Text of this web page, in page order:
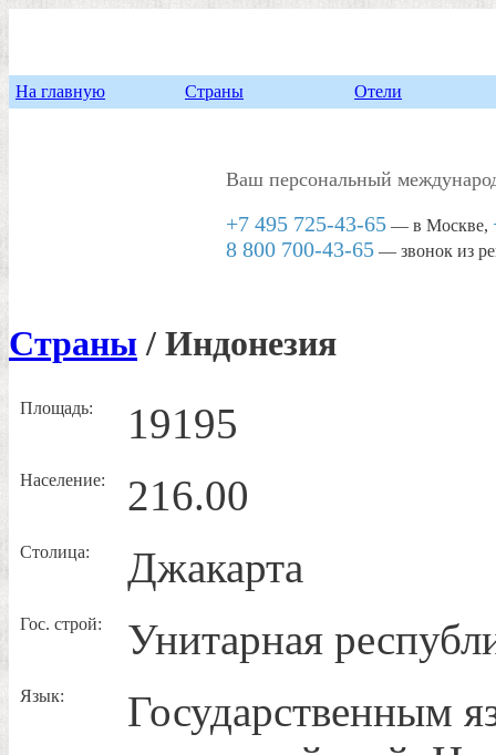
На главную Страны Отели
Ваш персональный
+7 495 725-43-65 — в Москве,
8 800 700-43-65 — звонок из
Страны / Индонезия
Площадь: 19195
Население: 216.00
Столица: Джакарта
Гос. строй: Унитарная
Язык:
Государственным